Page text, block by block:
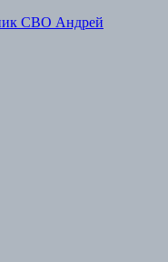
СВО Андрей